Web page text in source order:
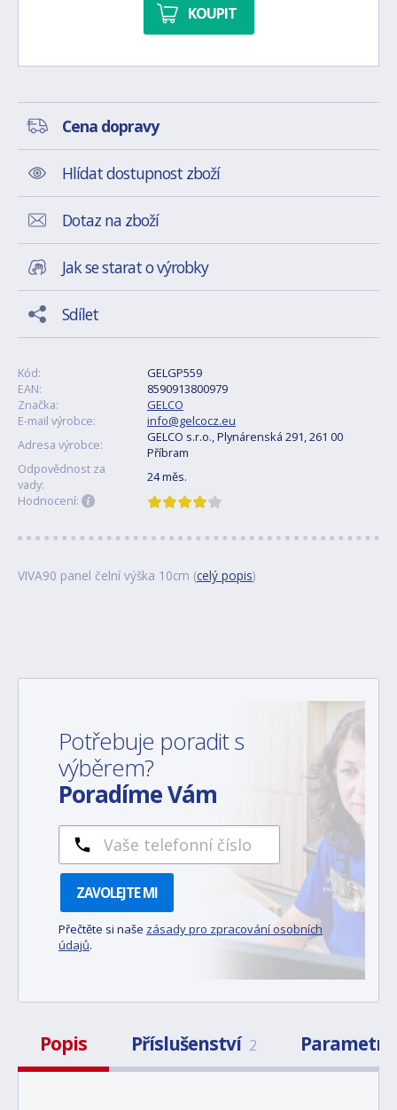
KOUPIT
Cena dopravy
Hlídat dostupnost zboží
Dotaz na zboží
Jak se starat o výrobky
Sdílet
Kód:
GELGP559
EAN:
8590913800979
Značka:
GELCO
E-mail výrobce:
info@gelcocz.eu
Adresa výrobce:
GELCO s.r.o., Plynárenská 291, 261 00
Příbram
Odpovědnost za
vady:
24 měs.
Hodnocení:
VIVA90 panel čelní výška 10cm (celý popis)
Potřebuje poradit s
výběrem?
Poradíme Vám
ZAVOLEJTE MI
Přečtěte si naše zásady pro zpracování osobních
údajů.
Popis Příslušenství 2 Parametry